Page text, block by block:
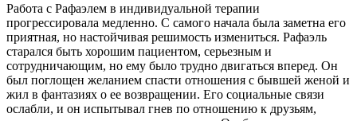
Работа с Рафаэлем в индивидуальной терапии
прогрессировала медленно. С самого начала была заметна его
приятная, но настойчивая решимость измениться. Рафаэль
старался быть хорошим пациентом, серьезным и
сотрудничающим, но ему было трудно двигаться вперед. Он
был поглощен желанием спасти отношения с бывшей женой и
жил в фантазиях о ее возвращении. Его социальные связи
ослабли, и он испытывал гнев по отношению к друзьям,